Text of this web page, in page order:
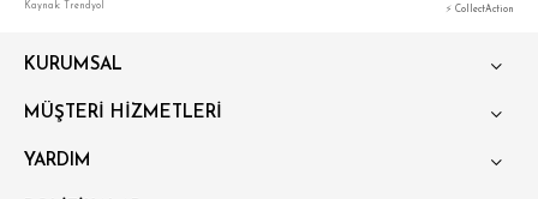
Kaynak: Trendyol ⚡ CollectAction
KURUMSAL
MÜŞTERİ HİZMETLERİ
YARDIM